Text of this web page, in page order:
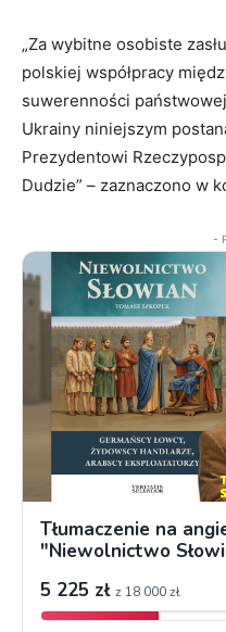
„Za wybitne osobiste
polskiej współpracy
suwerenności
Ukrainy niniejszym
Prezydentowi
Dudzie” – zaznaczono w
-